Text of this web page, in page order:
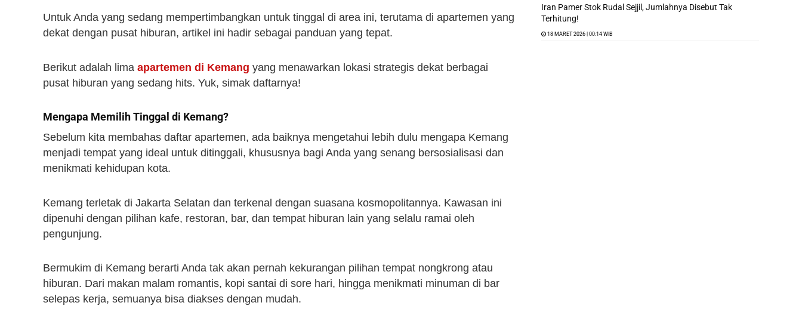
Untuk Anda yang sedang mempertimbangkan untuk tinggal di area ini, terutama di apartemen yang
dekat dengan pusat hiburan, artikel ini hadir sebagai panduan yang tepat.
Berikut adalah lima apartemen di Kemang yang menawarkan lokasi strategis dekat berbagai
pusat hiburan yang sedang hits. Yuk, simak daftarnya!
Mengapa Memilih Tinggal di Kemang?
Sebelum kita membahas daftar apartemen, ada baiknya mengetahui lebih dulu mengapa Kemang
menjadi tempat yang ideal untuk ditinggali, khususnya bagi Anda yang senang bersosialisasi dan
menikmati kehidupan kota.
Kemang terletak di Jakarta Selatan dan terkenal dengan suasana kosmopolitannya. Kawasan ini
dipenuhi dengan pilihan kafe, restoran, bar, dan tempat hiburan lain yang selalu ramai oleh
pengunjung.
Bermukim di Kemang berarti Anda tak akan pernah kekurangan pilihan tempat nongkrong atau
hiburan. Dari makan malam romantis, kopi santai di sore hari, hingga menikmati minuman di bar
selepas kerja, semuanya bisa diakses dengan mudah.
Iran Pamer Stok Rudal Sejjil, Jumlahnya Disebut Tak
Terhitung!
18 MARET 2026 | 00:14 WIB